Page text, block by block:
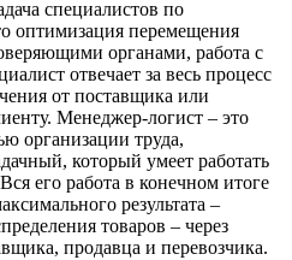
специалистов по
оптимизация перемещения
органами, работа с
отвечает за весь процесс
от поставщика или
Менеджер-логист – это
организации труда,
который умеет работать
его работа в конечном итоге
результата –
товаров – через
продавца и перевозчика.